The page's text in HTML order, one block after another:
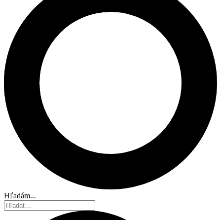
Hľadám...